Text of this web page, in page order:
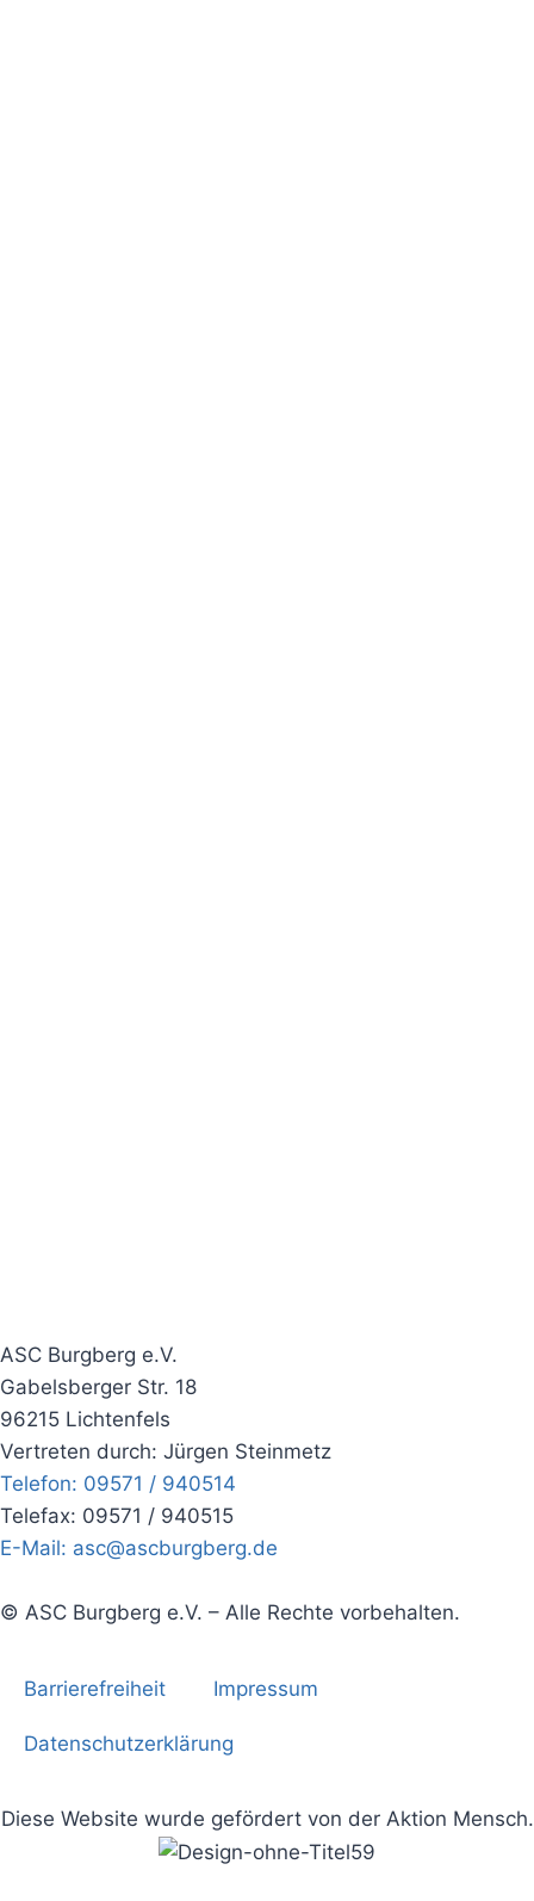
ASC Burgberg e.V.
Gabelsberger Str. 18
96215 Lichtenfels
Vertreten durch: Jürgen Steinmetz
Telefon: 09571 / 940514
Telefax: 09571 / 940515
E-Mail: asc@ascburgberg.de
© ASC Burgberg e.V. – Alle Rechte vorbehalten.
Barrierefreiheit Impressum
Datenschutzerklärung
Diese Website wurde gefördert von der Aktion Mensch.